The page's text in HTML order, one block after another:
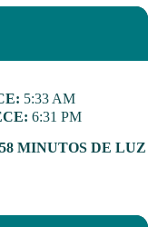
5:33 AM
6:31 PM
MINUTOS DE LUZ